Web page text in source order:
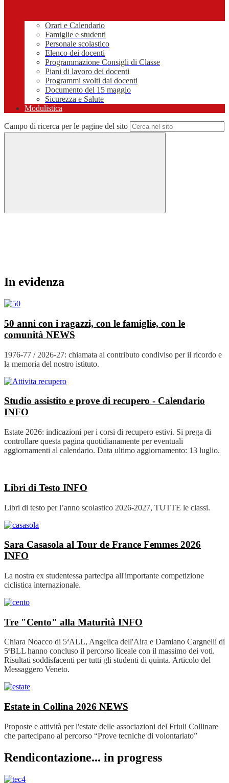
Orari e Calendario
Famiglie e studenti
Personale scolastico
Elenco dei docenti
Programmazione Consigli di Classe
Piani di lavoro dei docenti
Programmi svolti dai docenti
Documento del 15 maggio
Sicurezza e Salute
Modulistica
Campo di ricerca per le pagine del sito
In evidenza
50 anni con i ragazzi, con le famiglie, con le
comunità NEWS
1976-77 / 2026-27: chiamata al contributo condiviso per il ricordo e
la memoria del nostro istituto.
Studio assistito e prove di recupero - Calendario
INFO
Estate 2026: indicazioni per i corsi di recupero estivi. Si prega di
controllare questa pagina quotidianamente per eventuali
aggiornamenti al calendario. Data ultimo aggiornamento: 13 luglio.
Libri di Testo INFO
Libri di testo per l’anno scolastico 2026-2027, TUTTE le classi.
Sara Casasola al Tour de France Femmes 2026
INFO
La nostra ex studentessa partecipa all'importante competizione
ciclistica internazionale.
Tre "Cento" alla Maturità INFO
Chiara Noacco di 5ªALL, Angelica dell'Aira e Damiano Cargnelli di
5ªBLL hanno concluso il percorso liceale con il massimo dei voti.
Risultati soddisfacenti per tutti gli studenti di quinta. Articolo del
Messaggero Veneto.
Estate in Collina 2026 NEWS
Proposte e attività per l'estate delle associazioni del Friuli Collinare
che partecipano al percorso “Prove tecniche di volontariato”
Rendicontazione... in progress